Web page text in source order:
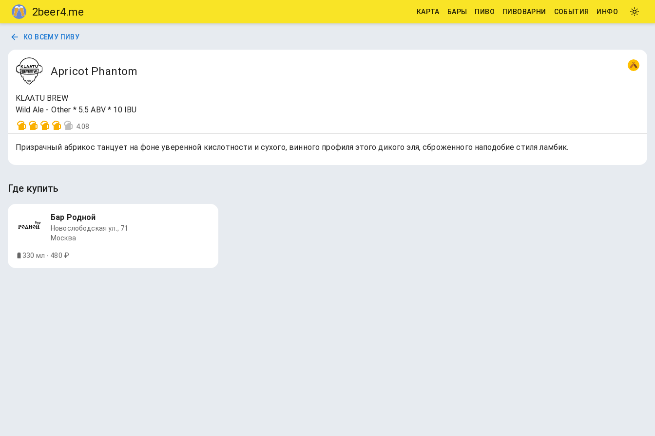
2beer4.me КАРТА БАРЫ ПИВО ПИВОВАРНИ СОБЫТИЯ ИНФО
КО ВСЕМУ ПИВУ
Apricot Phantom
KLAATU BREW
Wild Ale - Other * 5.5 ABV * 10 IBU
4.08
Призрачный абрикос танцует на фоне уверенной кислотности и сухого, винного профиля этого дикого эля, сброженного наподобие стиля ламбик.
Где купить
Бар Родной
Новослободская ул., 71
Москва
330 мл - 480 ₽